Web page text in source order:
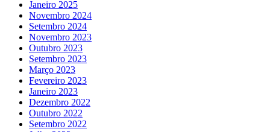
Janeiro 2025
Novembro 2024
Setembro 2024
Novembro 2023
Outubro 2023
Setembro 2023
Março 2023
Fevereiro 2023
Janeiro 2023
Dezembro 2022
Outubro 2022
Setembro 2022